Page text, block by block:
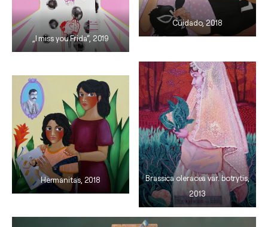
„I miss you Frida“, 2019
Cuidado, 2018
Hermanitas, 2018
Brassica oleracea var. botrytis,
2013